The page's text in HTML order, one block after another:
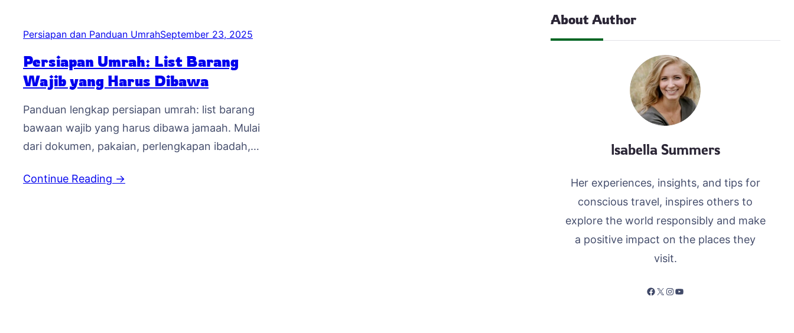
Persiapan dan Panduan UmrahSeptember 23, 2025
Persiapan Umrah: List Barang
Wajib yang Harus Dibawa
Panduan lengkap persiapan umrah: list barang
bawaan wajib yang harus dibawa jamaah. Mulai
dari dokumen, pakaian, perlengkapan ibadah,
perjalanan ibadah yang membutuhkan persiapan
Continue Reading →
About Author
Isabella Summers
Her experiences, insights, and tips for
conscious travel, inspires others to
explore the world responsibly and make
a positive impact on the places they
visit.
Facebook X InstagramYouTube